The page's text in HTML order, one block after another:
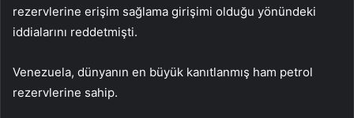
rezervlerine erişim sağlama girişimi olduğu yönündeki
iddialarını reddetmişti.
Venezuela, dünyanın en büyük kanıtlanmış ham petrol
rezervlerine sahip.